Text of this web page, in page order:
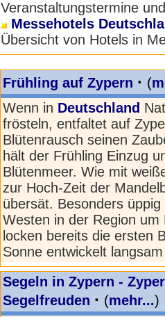
Veranstaltungstermine
Messehotels
Übersicht von Hotels in
Frühling auf Zypern · (
Wenn in Deutschland
frösteln, entfaltet auf
Blütenrausch seinen
hält der Frühling Einzug
Blütenmeer. Wie mit
zur Hoch-Zeit der
übersät. Besonders
Westen in der Region
locken bereits die ersten
Sonne entwickelt
Segeln in Zypern -
Segelfreuden · (mehr...)